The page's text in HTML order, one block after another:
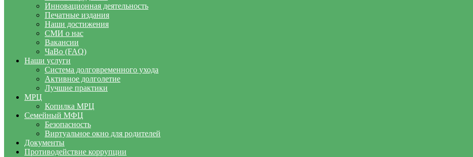
Инновационная деятельность
Печатные издания
Наши достижения
СМИ о нас
Вакансии
ЧаВо (FAQ)
Наши услуги
Система долговременного ухода
Активное долголетие
Лучшие практики
МРЦ
Копилка МРЦ
Семейный МФЦ
Безопасность
Виртуальное окно для родителей
Документы
Противодействие коррупции